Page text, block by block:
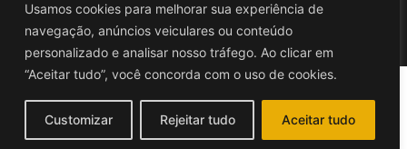
Usamos cookies para melhorar sua experiência de
navegação, anúncios veiculares ou conteúdo
personalizado e analisar nosso tráfego. Ao clicar em
“Aceitar tudo”, você concorda com o uso de cookies.
Customizar Rejeitar tudo Aceitar tudo
Desenvolvido poriv3